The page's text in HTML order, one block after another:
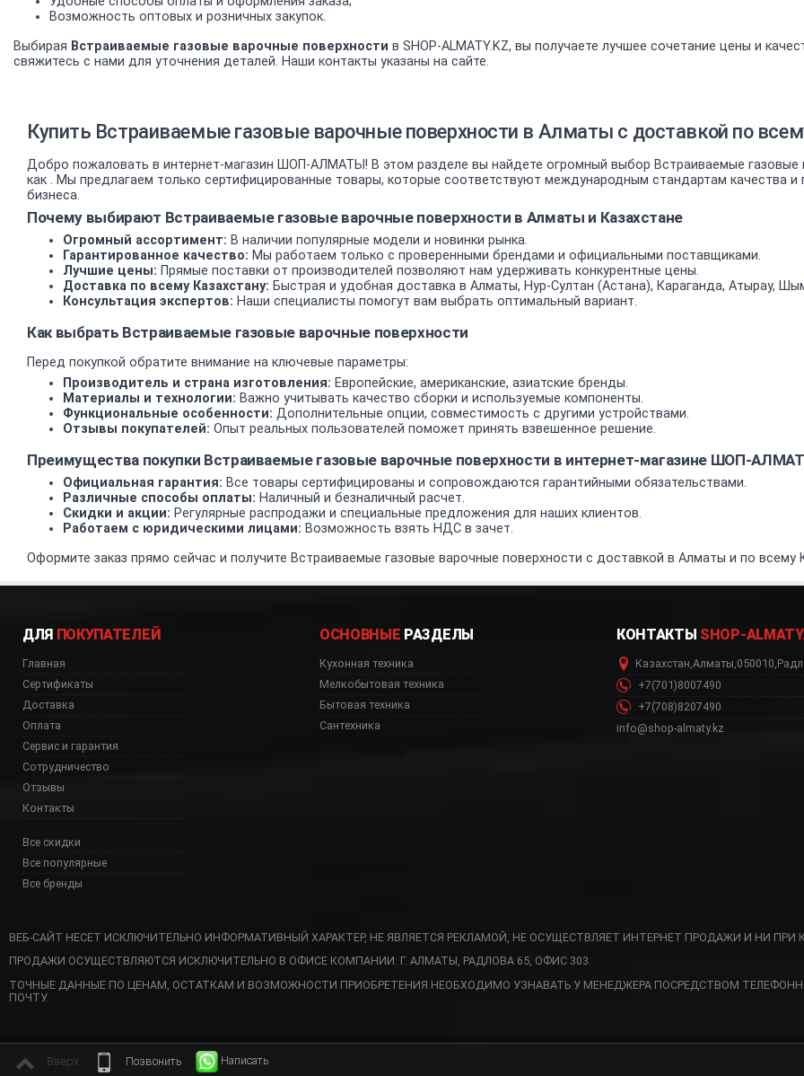
Вверх Позвонить Написать
Возможность оптовых и розничных закупок.
Выбирая Встраиваемые газовые варочные поверхности в SHOP-ALMATY.KZ, вы получаете лучшее сочетание цены и
свяжитесь с нами для уточнения деталей. Наши контакты указаны на сайте.
Купить Встраиваемые газовые варочные поверхности в Алматы с доставкой по
Добро пожаловать в интернет-магазин ШОП-АЛМАТЫ! В этом разделе вы найдете огромный выбор Встраиваемые газовые
как . Мы предлагаем только сертифицированные товары, которые соответствуют международным стандартам качества и
бизнеса.
Почему выбирают Встраиваемые газовые варочные поверхности в Алматы и Казахстане
Огромный ассортимент: В наличии популярные модели и новинки рынка.
Гарантированное качество: Мы работаем только с проверенными брендами и официальными поставщиками.
Лучшие цены: Прямые поставки от производителей позволяют нам удерживать конкурентные цены.
Доставка по всему Казахстану: Быстрая и удобная доставка в Алматы, Нур-Султан (Астана), Караганда, Атырау,
Консультация экспертов: Наши специалисты помогут вам выбрать оптимальный вариант.
Как выбрать Встраиваемые газовые варочные поверхности
Перед покупкой обратите внимание на ключевые параметры:
Производитель и страна изготовления: Европейские, американские, азиатские бренды.
Материалы и технологии: Важно учитывать качество сборки и используемые компоненты.
Функциональные особенности: Дополнительные опции, совместимость с другими устройствами.
Отзывы покупателей: Опыт реальных пользователей поможет принять взвешенное решение.
Преимущества покупки Встраиваемые газовые варочные поверхности в интернет-магазине ШОП-
Официальная гарантия: Все товары сертифицированы и сопровождаются гарантийными обязательствами.
Различные способы оплаты: Наличный и безналичный расчет.
Скидки и акции: Регулярные распродажи и специальные предложения для наших клиентов.
Работаем с юридическими лицами: Возможность взять НДС в зачет.
Оформите заказ прямо сейчас и получите Встраиваемые газовые варочные поверхности с доставкой в Алматы и по всему
BGM341 08 W дешево,
ДЛЯ ПОКУПАТЕЛЕЙ
Главная
Сертификаты
Доставка
Оплата
Сервис и гарантия
Сотрудничество
Отзывы
Контакты
Все скидки
Все популярные
Все бренды
ОСНОВНЫЕ РАЗДЕЛЫ
Кухонная техника
Мелкобытовая техника
Бытовая техника
Сантехника
КОНТАКТЫ SHOP-
Казахстан,Алматы,050010,
+7(701)8007490
+7(708)8207490
info@shop-almaty.kz
ВЕБ-САЙТ НЕСЕТ ИСКЛЮЧИТЕЛЬНО ИНФОРМАТИВНЫЙ ХАРАКТЕР, НЕ ЯВЛЯЕТСЯ РЕКЛАМОЙ, НЕ ОСУЩЕСТВЛЯЕТ ИНТЕРНЕТ ПРОДАЖИ И НИ ПРИ
ПРОДАЖИ ОСУЩЕСТВЛЯЮТСЯ ИСКЛЮЧИТЕЛЬНО В ОФИСЕ КОМПАНИИ: Г. АЛМАТЫ, РАДЛОВА 65, ОФИС 303.
ТОЧНЫЕ ДАННЫЕ ПО ЦЕНАМ, ОСТАТКАМ И ВОЗМОЖНОСТИ ПРИОБРЕТЕНИЯ НЕОБХОДИМО УЗНАВАТЬ У МЕНЕДЖЕРА ПОСРЕДСТВОМ
ПОЧТУ.